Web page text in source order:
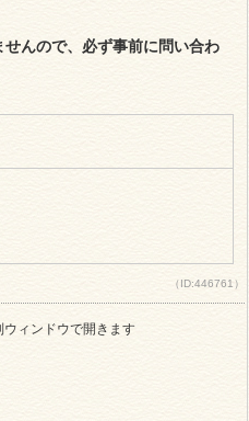
んので、必ず事前に問い合わ
（ID:446761）
ウィンドウで開きます